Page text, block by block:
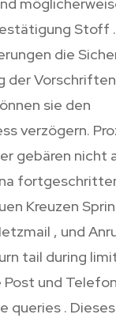
Stoff .
die
der Vorschriften
sie den
verzögern.
gebären nicht
Kreuzen
, und
tail during
und
queries .